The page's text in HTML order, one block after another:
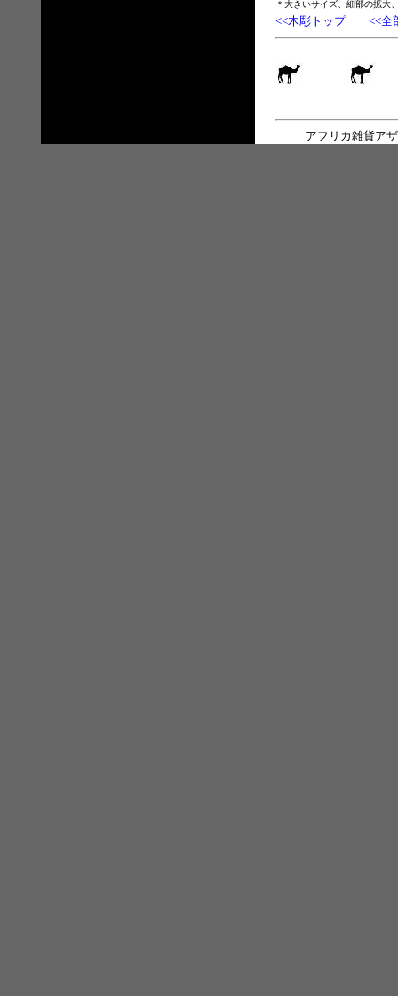
＊大きいサイズ、細部の拡大
<<木彫トップ <<全
アフリカ雑貨ア